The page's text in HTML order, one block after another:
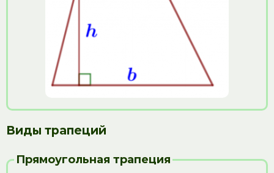
Виды трапеций
Прямоугольная трапеция